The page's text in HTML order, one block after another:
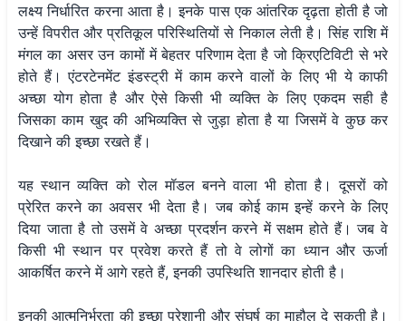
लक्ष्य निर्धारित करना आता है। इनके पास एक आंतरिक दृढ़ता होती है जो
उन्हें विपरीत और प्रतिकूल परिस्थितियों से निकाल लेती है। सिंह राशि में
मंगल का असर उन कामों में बेहतर परिणाम देता है जो क्रिएटिविटी से भरे
होते हैं। एंटरटेनमेंट इंडस्ट्री में काम करने वालों के लिए भी ये काफी
अच्छा योग होता है और ऐसे किसी भी व्यक्ति के लिए एकदम सही है
जिसका काम खुद की अभिव्यक्ति से जुड़ा होता है या जिसमें वे कुछ कर
दिखाने की इच्छा रखते हैं।
यह स्थान व्यक्ति को रोल मॉडल बनने वाला भी होता है। दूसरों को
प्रेरित करने का अवसर भी देता है। जब कोई काम इन्हें करने के लिए
दिया जाता है तो उसमें वे अच्छा प्रदर्शन करने में सक्षम होते हैं। जब वे
किसी भी स्थान पर प्रवेश करते हैं तो वे लोगों का ध्यान और ऊर्जा
आकर्षित करने में आगे रहते हैं, इनकी उपस्थिति शानदार होती है।
इनकी आत्मनिर्भरता की इच्छा परेशानी और संघर्ष का माहौल दे सकती है।